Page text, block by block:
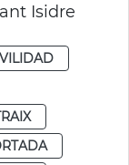
Isidre